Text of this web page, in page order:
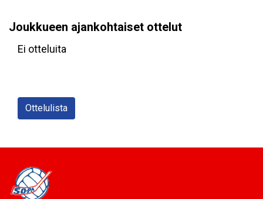
Joukkueen ajankohtaiset ottelut
Ei otteluita
Ottelulista